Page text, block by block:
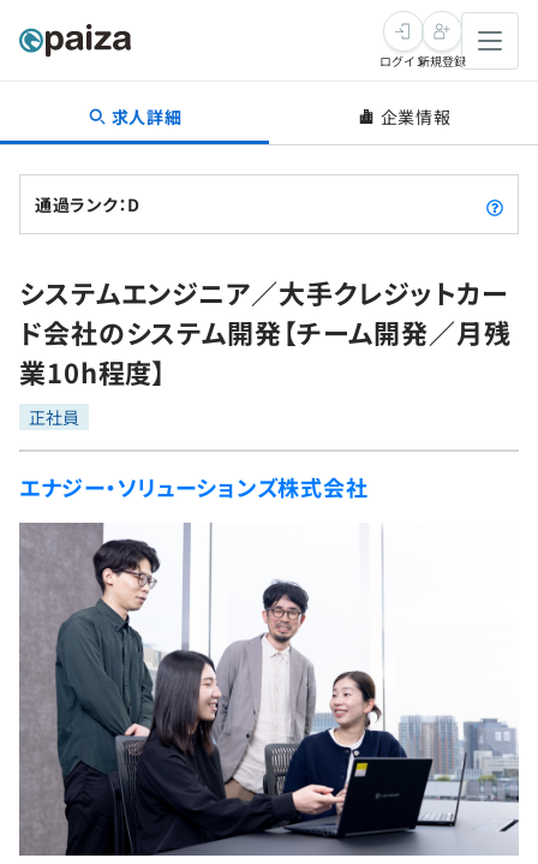
転職・キャリア
転職成功ガイド
転職エージェント
インタビュー
転職成功ガイド
新卒就活
求人検索
本選考
インターン
新卒エージェント
イベント・セミナー
インタビュー
就活成功ガイド
学習
問題集
4択課題
リファレンス
個人向けプラン
法人向けプラン
学校向けプラン
プログラミング言語
再チャレンジ結果一覧
ゲーム・マンガ
Tech Team Journal
paiza times
note
paizaとは？
ログイン新規登録
求人詳細 企業情報
通過ランク：D
システムエンジニア／大手クレジットカー
ド会社のシステム開発【チーム開発／月残
業10h程度】
正社員
エナジー・ソリューションズ株式会社